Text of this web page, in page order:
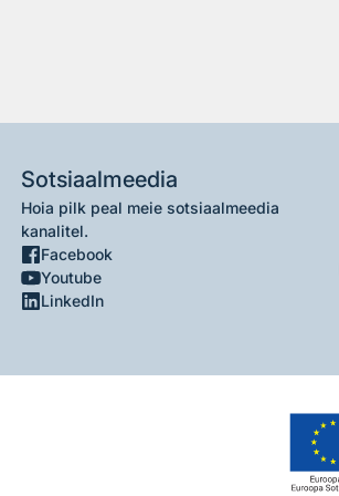
Sotsiaalmeedia
Hoia pilk peal meie sotsiaalmeedia
kanalitel.
Facebook
Youtube
LinkedIn